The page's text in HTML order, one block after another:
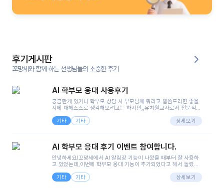
후기게시판
꼬망세와 함께 하는 선생님들의 소중한 후기
AI 학부모 응대 사용후기
궁금한게 있거나 학부모 상담 시 부모님께 뭐라고 말씀드리면 좋을
지에 대해스스로 생각해보려고는 하지만,,유치원교사로서 전문적인
려니 어려울때가...^^(저만 그런거 아니죠 ㅜㅜ)꼬망봇의 장점은 지
피티나 제미나이는 몇세이고 여자인지 남자인지 등그래도 좀 기본
정보를 제공하면서 물어봐야할 때가 있어그때마다 정보를 입력하는
으셔서 고민이 됐는데ai 학부모 응대를 써볼 수 있어서 좋았어요!앞
면..)그리고 제가 신입 때 이게 있었더라면 ㅜㅜㅜㅜ?응대 팁이 정말
좋은거 같아요지금은 그래도 아이들이 잘 이해 되지만초임 때는 정
말 어려워서 항상다른 선생님들께 도움을 요청했었거든요..ㅠ*일지
쓸 때도 좀 도움이 되는 거 같아요!
기타 기타 상세보기
AI 학부모 응대 후기 이벤트 참여합니다.
안녕하세요!꼬망세에서 AI 알림장 기능이 나왔을 때부터 잘 사용하
고 있었는데,이번에 학부모 응대 기능이 추가되었다고 해서 놀랐습
님 응대에 더 많은 부담을 느끼고 있습니다 ㅠㅠ이번에 제가 원에서
겪은 일과 학부모님께 전달드렸던 내용을 함께 보시고,저와 비슷한
기타 기타 상세보기